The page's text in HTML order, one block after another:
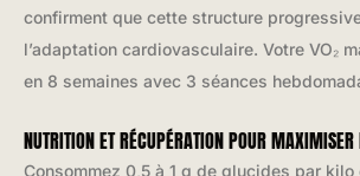
confirment que cette structure
l’adaptation cardiovasculaire. Votre VO₂
en 8 semaines avec 3 séances
NUTRITION ET RÉCUPÉRATION POUR MAXIMISER
Consommez 0,5 à 1 g de glucides par